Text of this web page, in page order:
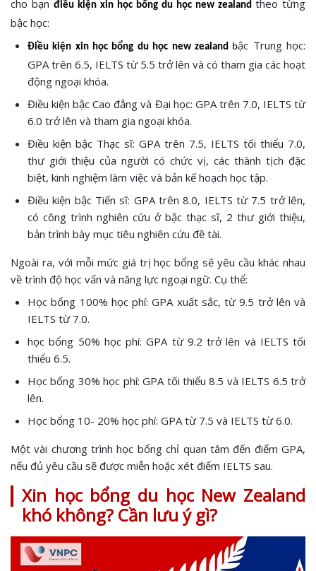
cho bạn điều kiện xin học bổng du học new zealand theo từng
bậc học:
Điều kiện xin học bổng du học new zealand bậc Trung học:
GPA trên 6.5, IELTS từ 5.5 trở lên và có tham gia các hoạt
động ngoại khóa.
Điều kiện bậc Cao đẳng và Đại học: GPA trên 7.0, IELTS từ
6.0 trở lên và tham gia ngoại khóa.
Điều kiện bậc Thạc sĩ: GPA trên 7.5, IELTS tối thiểu 7.0,
thư giới thiệu của người có chức vị, các thành tịch đặc
biệt, kinh nghiệm làm việc và bản kế hoạch học tập.
Điều kiện bậc Tiến sĩ: GPA trên 8.0, IELTS từ 7.5 trở lên,
có công trình nghiên cứu ở bậc thạc sĩ, 2 thư giới thiệu,
bản trình bày mục tiêu nghiên cứu đề tài.
Ngoài ra, với mỗi mức giá trị học bổng sẽ yêu cầu khác nhau
về trình độ học vấn và năng lực ngoại ngữ. Cụ thể:
Học bổng 100% học phí: GPA xuất sắc, từ 9.5 trở lên và
IELTS từ 7.0.
học bổng 50% học phí: GPA từ 9.2 trở lên và IELTS tối
thiểu 6.5.
Học bổng 30% học phí: GPA tối thiểu 8.5 và IELTS 6.5 trở
lên.
Học bổng 10- 20% học phí: GPA từ 7.5 và IELTS từ 6.0.
Một vài chương trình học bổng chỉ quan tâm đến điểm GPA,
nếu đủ yêu cầu sẽ được miễn hoặc xét điểm IELTS sau.
Xin học bổng du học New Zealand
khó không? Cần lưu ý gì?